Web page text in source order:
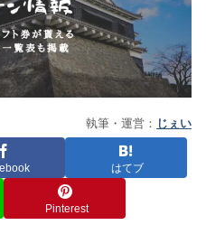
執筆・運営： じぇい
はてブ
Pinterest